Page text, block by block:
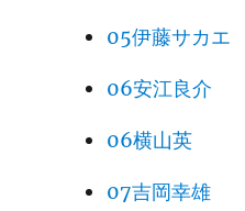
05伊藤サカエ
06安江良介
06横山英
07吉岡幸雄